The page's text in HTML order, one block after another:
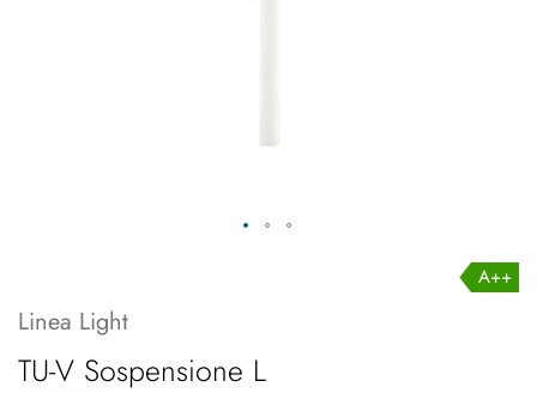
A++
Linea Light
TU-V Sospensione L